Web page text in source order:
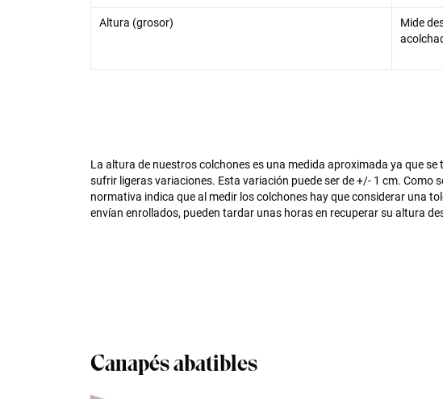
Altura (grosor)
Mide
La altura de nuestros colchones es una medida aproximada ya que
sufrir ligeras variaciones. Esta variación puede ser de +/- 1 cm. Como
normativa indica que al medir los colchones hay que considerar una
envían enrollados, pueden tardar unas horas en recuperar su altura
Canapés abatibles